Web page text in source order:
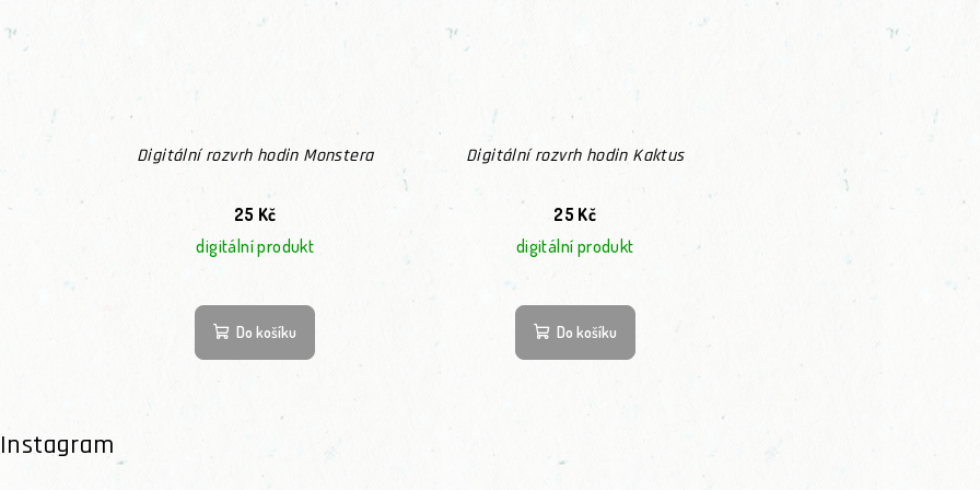
Digitální rozvrh hodin Monstera
25 Kč
digitální produkt
Do košíku
Digitální rozvrh hodin Kaktus
25 Kč
digitální produkt
Do košíku
Instagram